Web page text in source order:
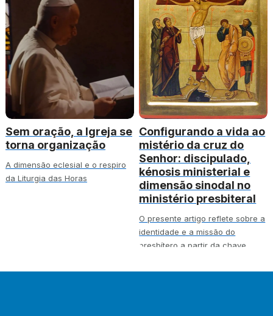
Sem oração, a Igreja se
torna organização
A dimensão eclesial e o respiro
da Liturgia das Horas
Configurando a vida ao
mistério da cruz do
Senhor: discipulado,
kénosis ministerial e
dimensão sinodal no
ministério presbiteral
O presente artigo reflete sobre a
identidade e a missão do
presbítero a partir da chave